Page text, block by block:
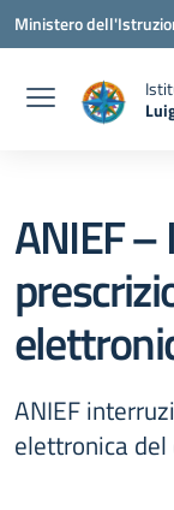
Vai ai contenuti
Vai al menu di
Vai al footer
Ministero
—
ANIEF
ANIEF
elettronica del